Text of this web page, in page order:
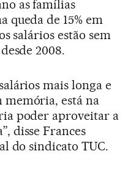
as famílias
queda de 15% em
salários estão sem
2008.
mais longa e
memória, está na
poder aproveitar a
disse Frances
do sindicato TUC.